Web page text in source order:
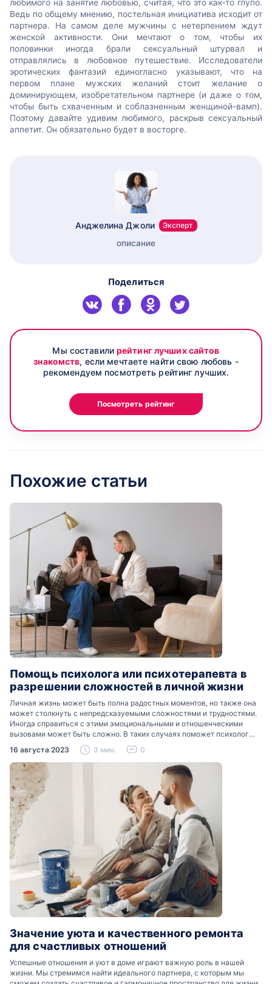
любимого на занятие любовью, считая, что это как-то глупо.
Ведь по общему мнению, постельная инициатива исходит от
партнера. На самом деле мужчины с нетерпением ждут
женской активности. Они мечтают о том, чтобы их
половинки иногда брали сексуальный штурвал и
отправлялись в любовное путешествие. Исследователи
эротических фантазий единогласно указывают, что на
первом плане мужских желаний стоит желание о
доминирующем, изобретательном партнере (и даже о том,
чтобы быть схваченным и соблазненным женщиной-вамп).
Поэтому давайте удивим любимого, раскрыв сексуальный
аппетит. Он обязательно будет в восторге.
Анджелина Джоли Эксперт
описание
Поделиться
Мы составилирейтинг лучших сайтов
знакомств, если мечтаете найти свою любовь -
рекомендуем посмотреть рейтинг лучших.
Посмотреть рейтинг
Похожие статьи
Помощь психолога или психотерапевта в
разрешении сложностей в личной жизни
Личная жизнь может быть полна радостных моментов, но также она
может столкнуть с непредсказуемыми сложностями и трудностями.
Иногда справиться с этими эмоциональными и отношенческими
вызовами может быть сложно. В таких случаях поможет психолог
консультації которого могут сыграть ключевую роль в разрешении…
16 августа 2023 3 мин. 0
Значение уюта и качественного ремонта
для счастливых отношений
Успешные отношения и уют в доме играют важную роль в нашей
жизни. Мы стремимся найти идеального партнера, с которым мы